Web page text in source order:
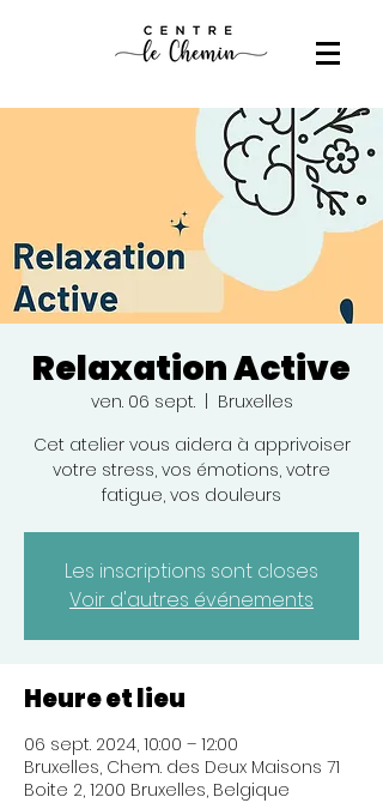
Relaxation Active
ven. 06 sept.
  |
Bruxelles
Cet atelier vous aidera à apprivoiser
votre stress, vos émotions, votre
fatigue, vos douleurs
Les inscriptions sont closes
Voir d'autres événements
Heure et lieu
06 sept. 2024, 10:00 – 12:00
Bruxelles, Chem. des Deux Maisons 71
Boite 2, 1200 Bruxelles, Belgique